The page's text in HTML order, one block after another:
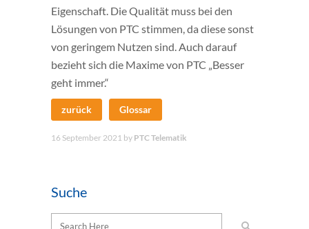
Eigenschaft. Die Qualität muss bei den
Lösungen von PTC stimmen, da diese sonst
von geringem Nutzen sind. Auch darauf
bezieht sich die Maxime von PTC „Besser
geht immer.“
zurück Glossar
16 September 2021 by PTC Telematik
Suche